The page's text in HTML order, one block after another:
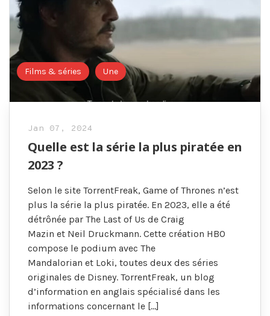
Films & séries Une
Jan 07, 2024
Quelle est la série la plus piratée en
2023 ?
Selon le site TorrentFreak, Game of Thrones n’est
plus la série la plus piratée. En 2023, elle a été
détrônée par The Last of Us de Craig
Mazin et Neil Druckmann. Cette création HBO
compose le podium avec The
Mandalorian et Loki, toutes deux des séries
originales de Disney. TorrentFreak, un blog
d’information en anglais spécialisé dans les
informations concernant le […]